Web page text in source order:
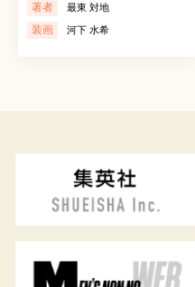
著者 最東 対地
装画 河下 水希